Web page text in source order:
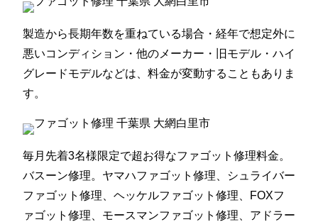
製造から長期年数を重ねている場合・経年で想定外に
悪いコンディション・他のメーカー・旧モデル・ハイ
グレードモデルなどは、料金が変動することもありま
す。
毎月先着3名様限定で超お得なファゴット修理料金。
バスーン修理。ヤマハファゴット修理、シュライバー
ファゴット修理、ヘッケルファゴット修理、FOXフ
ァゴット修理、モースマンファゴット修理、アドラー